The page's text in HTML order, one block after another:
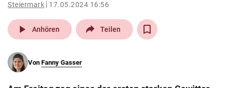
pin_drop
Wien arrow_right
Steiermark 17.05.2024 16:56
play_arrow Anhören Teilen
Von Fanny Gasser